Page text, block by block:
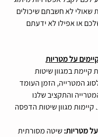
שאולי לא חשבתם שיכולים
או אפילו לא ידעתם
על מטריות
במגוון שיטות
המטרייה, הזמן העומד
והתקציב שלנו
מגוון שיטות הדפסה
מטריות: שיטה מסורתית